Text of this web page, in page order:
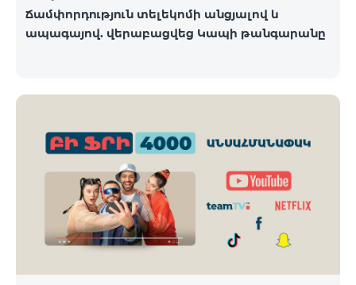
Ճամփորդություն տելեկոմի անցյալով և
ապագայով. վերաբացվեց Կապի թանգարանը